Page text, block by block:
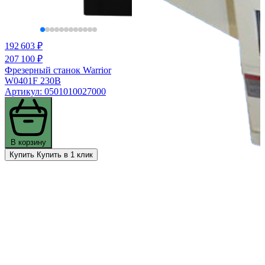
192 603 ₽
207 100 ₽
Фрезерный станок Warrior
W0401F 230В
Артикул: 0501010027000
В корзину
Купить Купить в 1 клик